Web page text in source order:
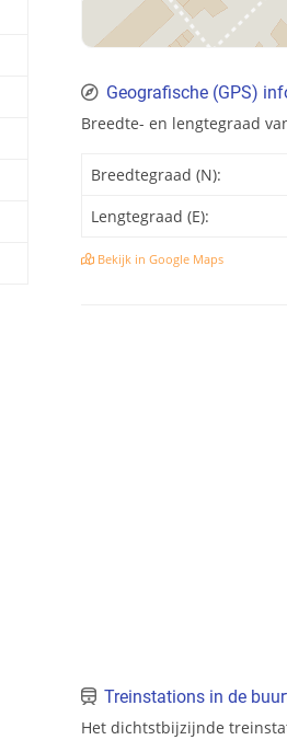
Geografische (GPS)
Breedte- en lengtegraad
Breedtegraad (N):
Lengtegraad (E):
Bekijk in Google Maps
Treinstations in de
Het dichtstbijzijnde